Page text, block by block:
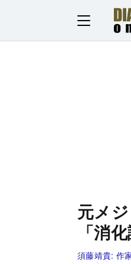
元メ
「消
須藤靖貴: 作